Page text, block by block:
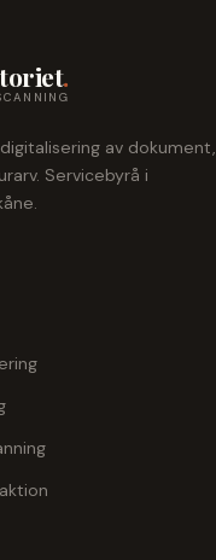
.
av dokument,
Servicebyrå i